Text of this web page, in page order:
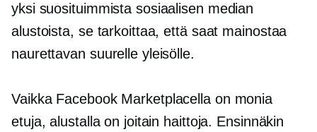
yksi suosituimmista sosiaalisen median
alustoista, se tarkoittaa, että saat mainostaa
naurettavan suurelle yleisölle.
Vaikka Facebook Marketplacella on monia
etuja, alustalla on joitain haittoja. Ensinnäkin